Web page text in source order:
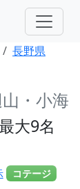
長野県
・小海
大9名
コテージ